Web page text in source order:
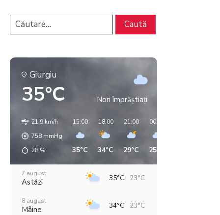
Giurgiu
35°C Nori împrăștiați
21.9 km/h
758 mmHg
28 %
15:00
35°C
18:00
34°C
21:00
29°C
00:00
25°C
7 august
Astăzi 35°C 23°C
8 august
Mâine 34°C 23°C